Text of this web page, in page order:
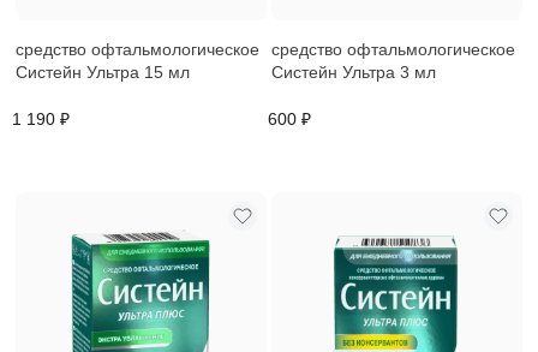
средство офтальмологическое
Систейн Ультра 15 мл
1 190 ₽
средство офтальмологическое
Систейн Ультра 3 мл
600 ₽